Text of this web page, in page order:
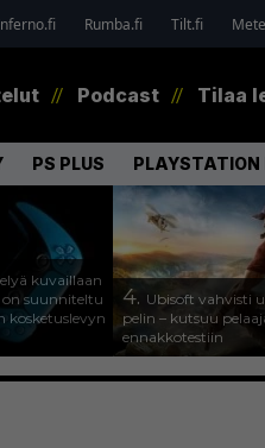
Rumba.fi Tilt.fi
Podcast Tilaa
PS PLUS PLAYSTATION
kuvaillaan
on suunniteltu
kosketuslevyn
4. Ubisoft vahvisti
pelin – kutsuu
ennakkotestiin